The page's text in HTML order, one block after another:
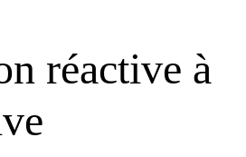
réactive à